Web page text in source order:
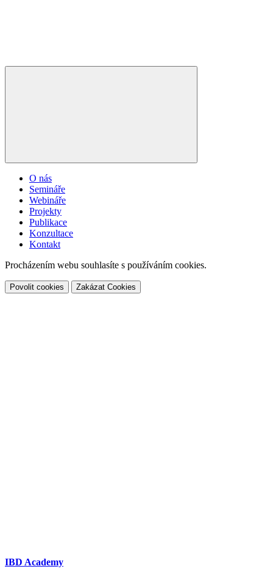
O nás
Semináře
Webináře
Projekty
Publikace
Konzultace
Kontakt
Procházením webu souhlasíte s používáním cookies.
Povolit cookies Zakázat Cookies
IBD Academy